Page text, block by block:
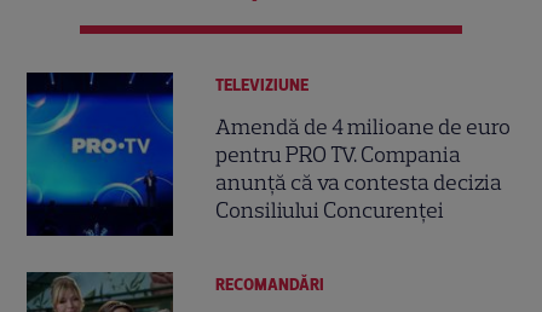
TELEVIZIUNE
Amendă de 4 milioane de euro
pentru PRO TV. Compania
anunță că va contesta decizia
Consiliului Concurenței
RECOMANDĂRI